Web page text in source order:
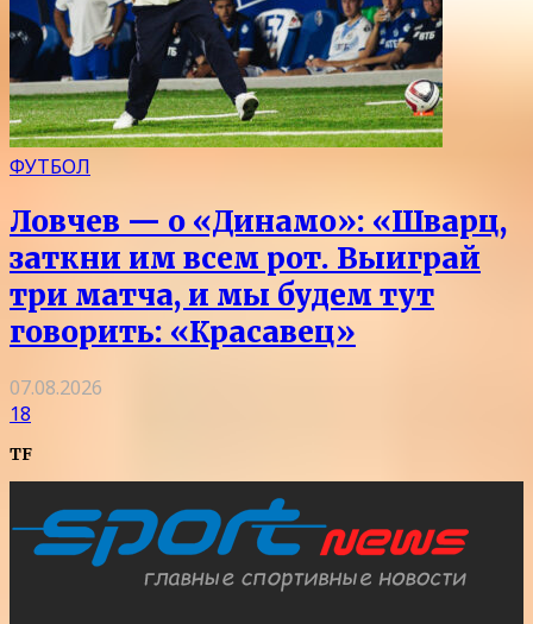
ФУТБОЛ
Ловчев — о «Динамо»: «Шварц,
заткни им всем рот. Выиграй
три матча, и мы будем тут
говорить: «Красавец»
07.08.2026
18
TF